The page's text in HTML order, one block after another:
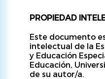
PROPIEDAD
Este documento
intelectual de la
y Educación
Educación,
de su autor/a.